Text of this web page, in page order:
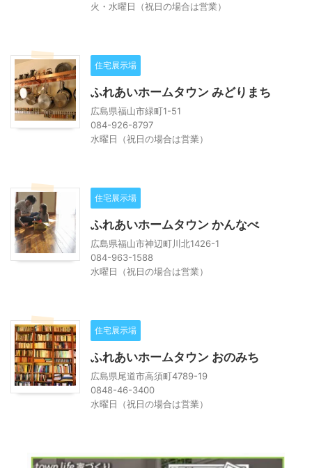
火・水曜日（祝日の場合は営業）
住宅展示場
ふれあいホームタウン みどりまち
広島県福山市緑町1-51
084-926-8797
水曜日（祝日の場合は営業）
住宅展示場
ふれあいホームタウン かんなべ
広島県福山市神辺町川北1426-1
084-963-1588
水曜日（祝日の場合は営業）
住宅展示場
ふれあいホームタウン おのみち
広島県尾道市高須町4789-19
0848-46-3400
水曜日（祝日の場合は営業）